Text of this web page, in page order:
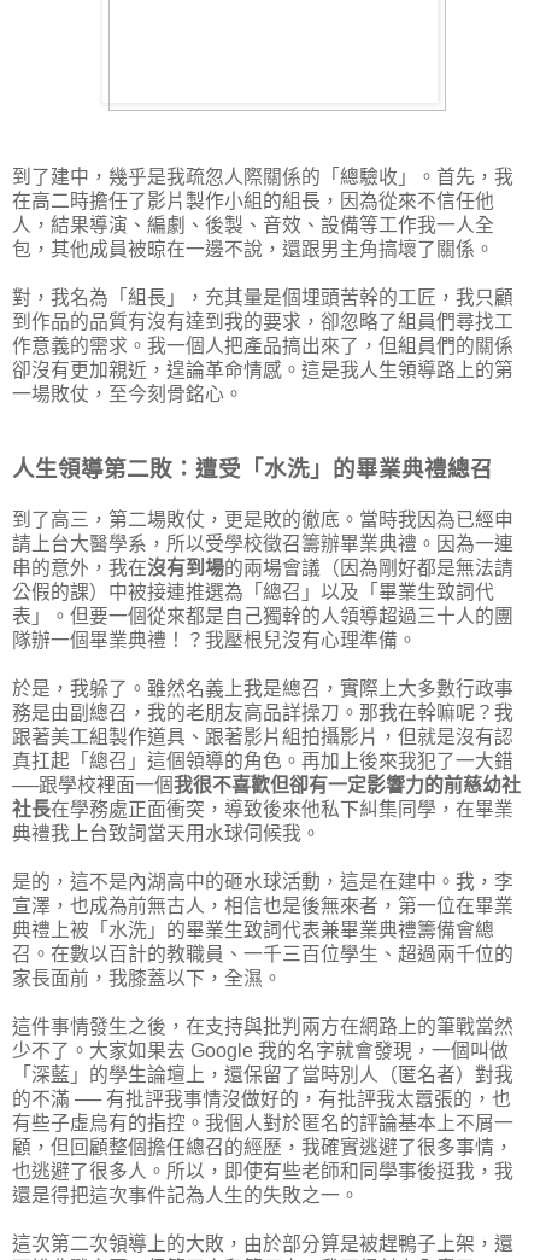
到了建中，幾乎是我疏忽人際關係的「總驗收」。首先，我
在高二時擔任了影片製作小組的組長，因為從來不信任他
人，結果導演、編劇、後製、音效、設備等工作我一人全
包，其他成員被晾在一邊不說，還跟男主角搞壞了關係。
對，我名為「組長」，充其量是個埋頭苦幹的工匠，我只顧
到作品的品質有沒有達到我的要求，卻忽略了組員們尋找工
作意義的需求。我一個人把產品搞出來了，但組員們的關係
卻沒有更加親近，遑論革命情感。這是我人生領導路上的第
一場敗仗，至今刻骨銘心。
人生領導第二敗：遭受「水洗」的畢業典禮總召
到了高三，第二場敗仗，更是敗的徹底。當時我因為已經申
請上台大醫學系，所以受學校徵召籌辦畢業典禮。因為一連
串的意外，我在沒有到場的兩場會議（因為剛好都是無法請
公假的課）中被接連推選為「總召」以及「畢業生致詞代
表」。但要一個從來都是自己獨幹的人領導超過三十人的團
隊辦一個畢業典禮！？我壓根兒沒有心理準備。
於是，我躲了。雖然名義上我是總召，實際上大多數行政事
務是由副總召，我的老朋友高品詳操刀。那我在幹嘛呢？我
跟著美工組製作道具、跟著影片組拍攝影片，但就是沒有認
真扛起「總召」這個領導的角色。再加上後來我犯了一大錯
──跟學校裡面一個我很不喜歡但卻有一定影響力的前慈幼社
社長在學務處正面衝突，導致後來他私下糾集同學，在畢業
典禮我上台致詞當天用水球伺候我。
是的，這不是內湖高中的砸水球活動，這是在建中。我，李
宣澤，也成為前無古人，相信也是後無來者，第一位在畢業
典禮上被「水洗」的畢業生致詞代表兼畢業典禮籌備會總
召。在數以百計的教職員、一千三百位學生、超過兩千位的
家長面前，我膝蓋以下，全濕。
這件事情發生之後，在支持與批判兩方在網路上的筆戰當然
少不了。大家如果去 Google 我的名字就會發現，一個叫做
「深藍」的學生論壇上，還保留了當時別人（匿名者）對我
的不滿 ── 有批評我事情沒做好的，有批評我太囂張的，也
有些子虛烏有的指控。我個人對於匿名的評論基本上不屑一
顧，但回顧整個擔任總召的經歷，我確實逃避了很多事情，
也逃避了很多人。所以，即使有些老師和同學事後挺我，我
還是得把這次事件記為人生的失敗之一。
這次第二次領導上的大敗，由於部分算是被趕鴨子上架，還